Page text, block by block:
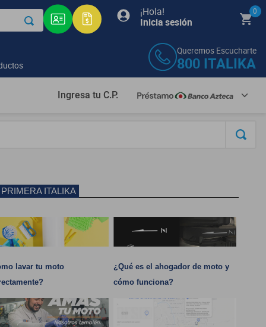
¡Hola!
Inicia sesión
0
Queremos Escucharte
800 ITALIKA
Ingresa tu C.P.
ITALIKA
lavar tu moto
¿Qué es el ahogador de moto y
cómo funciona?